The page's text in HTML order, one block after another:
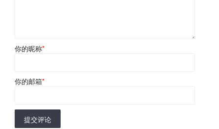
你的昵称*
你的邮箱*
提交评论